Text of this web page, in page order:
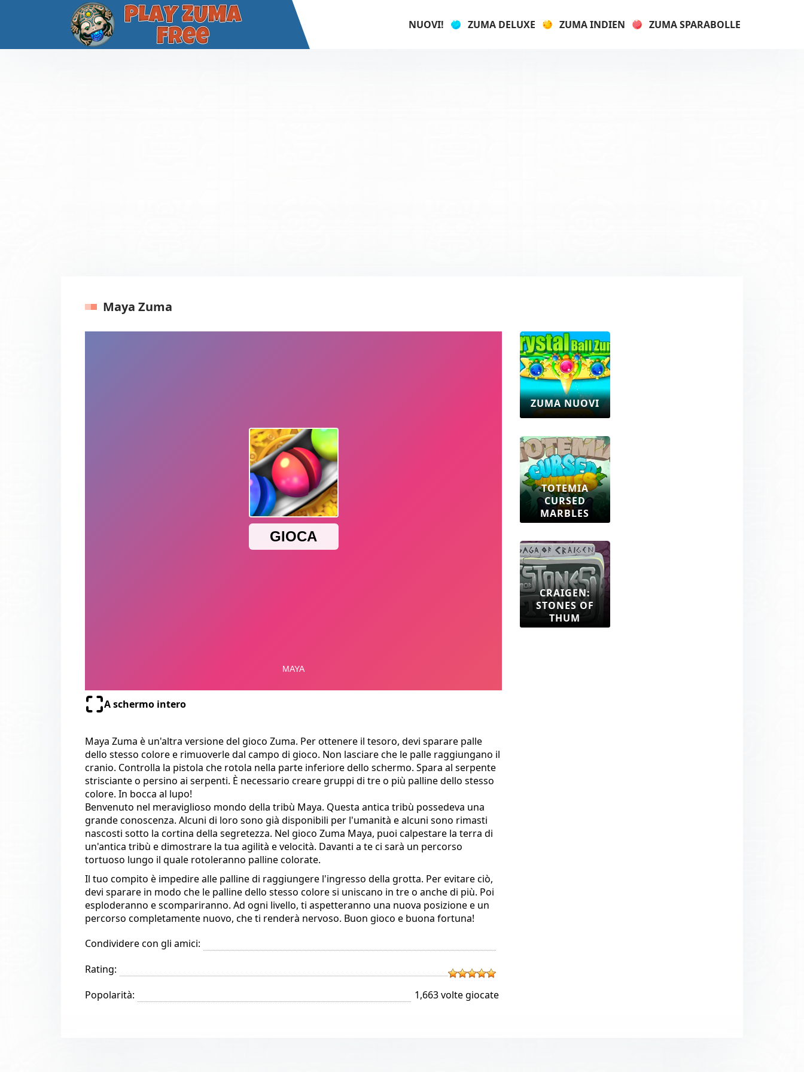
NUOVI! ZUMA DELUXE ZUMA INDIEN ZUMA SPARABOLLE
Maya Zuma
A schermo intero
Maya Zuma è un'altra versione del gioco Zuma. Per ottenere il tesoro, devi sparare palle
dello stesso colore e rimuoverle dal campo di gioco. Non lasciare che le palle raggiungano il
cranio. Controlla la pistola che rotola nella parte inferiore dello schermo. Spara al serpente
strisciante o persino ai serpenti. È necessario creare gruppi di tre o più palline dello stesso
colore. In bocca al lupo!
Benvenuto nel meraviglioso mondo della tribù Maya. Questa antica tribù possedeva una
grande conoscenza. Alcuni di loro sono già disponibili per l'umanità e alcuni sono rimasti
nascosti sotto la cortina della segretezza. Nel gioco Zuma Maya, puoi calpestare la terra di
un'antica tribù e dimostrare la tua agilità e velocità. Davanti a te ci sarà un percorso
tortuoso lungo il quale rotoleranno palline colorate.
Il tuo compito è impedire alle palline di raggiungere l'ingresso della grotta. Per evitare ciò,
devi sparare in modo che le palline dello stesso colore si uniscano in tre o anche di più. Poi
esploderanno e scompariranno. Ad ogni livello, ti aspetteranno una nuova posizione e un
percorso completamente nuovo, che ti renderà nervoso. Buon gioco e buona fortuna!
Condividere con gli amici:
Rating:
Popolarità:
1,663 volte giocate
ZUMA NUOVI
TOTEMIA
CURSED
MARBLES
CRAIGEN:
STONES OF
THUM